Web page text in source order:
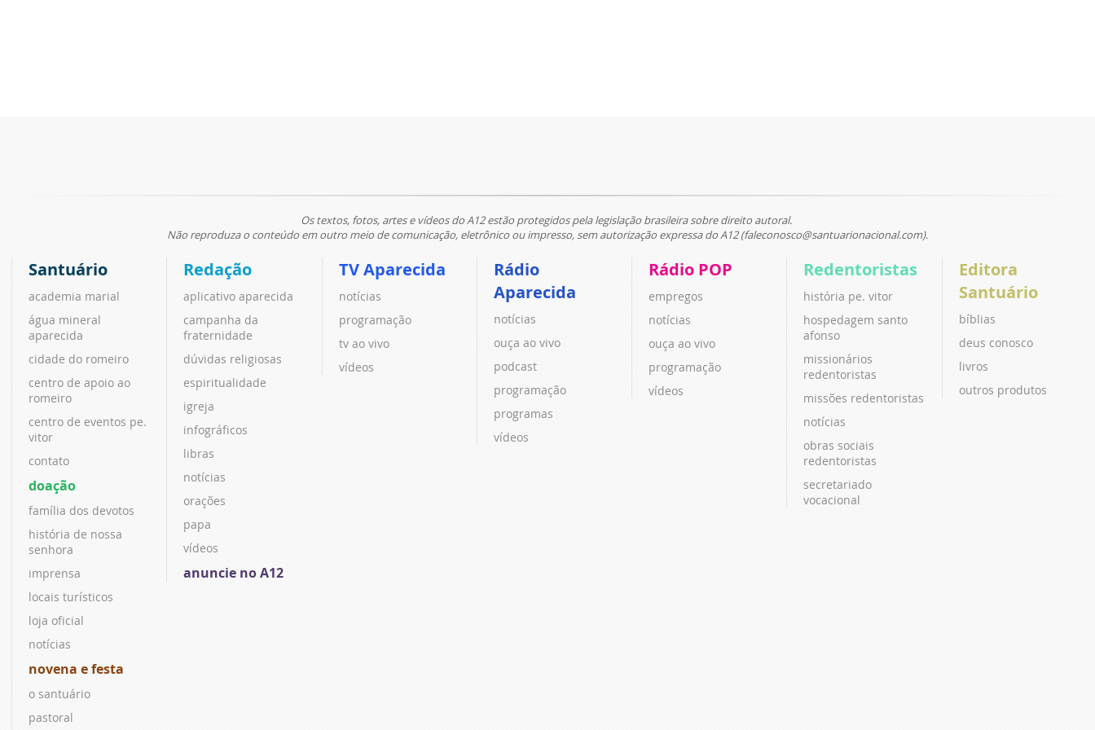
Os textos, fotos, artes e vídeos do A12 estão protegidos pela legislação brasileira sobre direito autoral.
Não reproduza o conteúdo em outro meio de comunicação, eletrônico ou impresso, sem autorização expressa do A12 (faleconosco@santuarionacional.com).
Santuário
academia marial
água mineral
aparecida
cidade do romeiro
centro de apoio ao
romeiro
centro de eventos pe.
vitor
contato
doação
família dos devotos
história de nossa
senhora
imprensa
locais turísticos
loja oficial
notícias
novena e festa
o santuário
pastoral
Redação
aplicativo aparecida
campanha da
fraternidade
dúvidas religiosas
espiritualidade
igreja
infográficos
libras
notícias
orações
papa
vídeos
anuncie no A12
TV Aparecida
notícias
programação
tv ao vivo
vídeos
Rádio
Aparecida
notícias
ouça ao vivo
podcast
programação
programas
vídeos
Rádio POP
empregos
notícias
ouça ao vivo
programação
vídeos
Redentoristas
história pe. vitor
hospedagem santo
afonso
missionários
redentoristas
missões redentoristas
notícias
obras sociais
redentoristas
secretariado
vocacional
Editora
Santuário
bíblias
deus conosco
livros
outros produtos